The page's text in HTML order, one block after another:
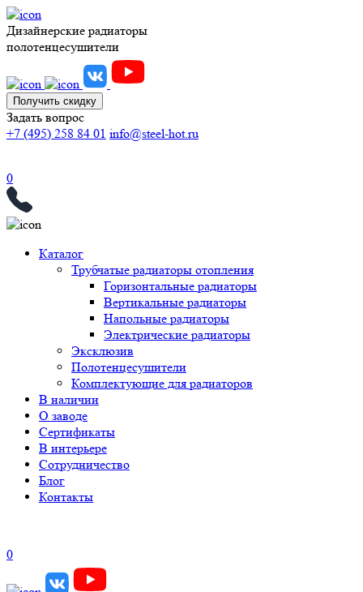
Дизайнерские радиаторы
полотенцесушители
Получить скидку
Задать вопрос
+7 (495) 258 84 01 info@steel-hot.ru
0
Каталог
Трубчатые радиаторы отопления
Горизонтальные радиаторы
Вертикальные радиаторы
Напольные радиаторы
Электрические радиаторы
Эксклюзив
Полотенцесушители
Комплектующие для радиаторов
В наличии
О заводе
Сертификаты
В интерьере
Сотрудничество
Блог
Контакты
0